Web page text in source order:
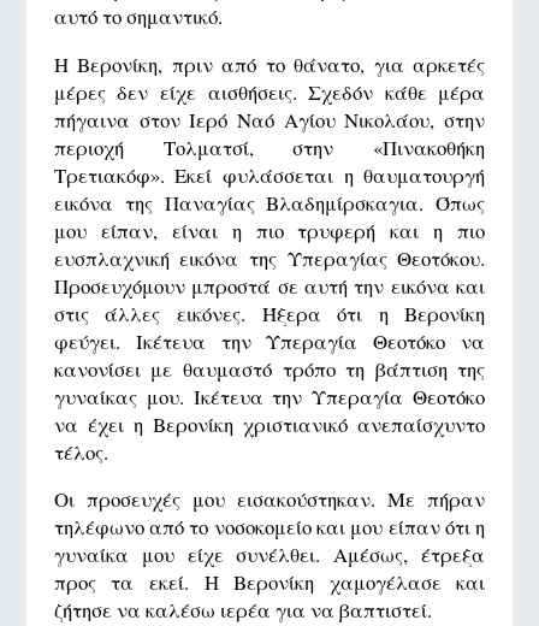
αυτό το σημαντικό.
Η Βερονίκη, πριν από το θάνατο, για αρκετές
μέρες δεν είχε αισθήσεις. Σχεδόν κάθε μέρα
πήγαινα στον Ιερό Ναό Αγίου Νικολάου, στην
περιοχή Τολματσί, στην «Πινακοθήκη
Τρετιακόφ». Εκεί φυλάσσεται η θαυματουργή
εικόνα της Παναγίας Βλαδημίρσκαγια. Όπως
μου είπαν, είναι η πιο τρυφερή και η πιο
ευσπλαχνική εικόνα της Υπεραγίας Θεοτόκου.
Προσευχόμουν μπροστά σε αυτή την εικόνα και
στις άλλες εικόνες. Ήξερα ότι η Βερονίκη
φεύγει. Ικέτευα την Υπεραγία Θεοτόκο να
κανονίσει με θαυμαστό τρόπο τη βάπτιση της
γυναίκας μου. Ικέτευα την Υπεραγία Θεοτόκο
να έχει η Βερονίκη χριστιανικό ανεπαίσχυντο
τέλος.
Οι προσευχές μου εισακούστηκαν. Με πήραν
τηλέφωνο από το νοσοκομείο και μου είπαν ότι η
γυναίκα μου είχε συνέλθει. Αμέσως, έτρεξα
προς τα εκεί. Η Βερονίκη χαμογέλασε και
ζήτησε να καλέσω ιερέα για να βαπτιστεί.